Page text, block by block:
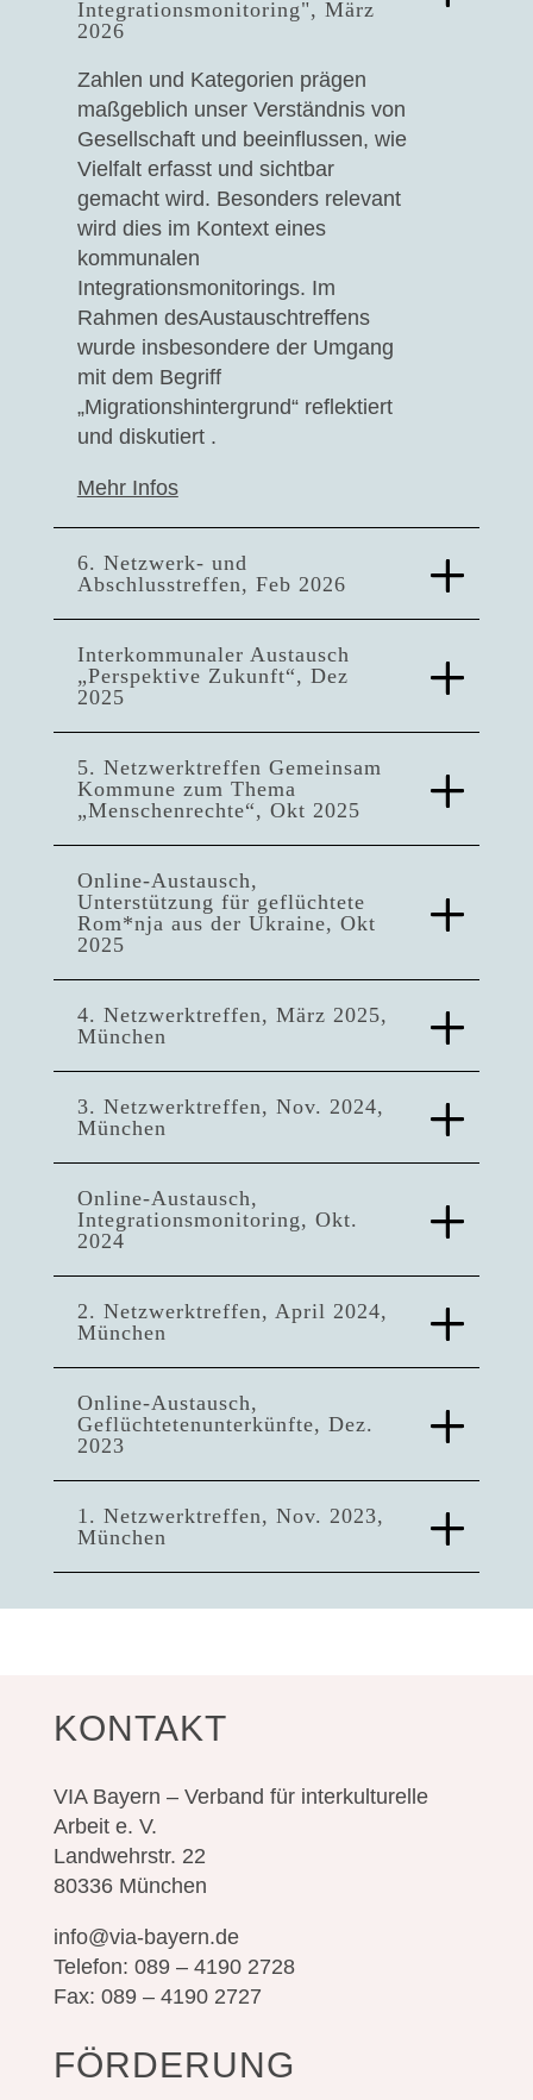
Integrationsmonitoring", März
2026
Zahlen und Kategorien prägen
maßgeblich unser Verständnis von
Gesellschaft und beeinflussen, wie
Vielfalt erfasst und sichtbar
gemacht wird. Besonders relevant
wird dies im Kontext eines
kommunalen
Integrationsmonitorings. Im
Rahmen desAustauschtreffens
wurde insbesondere der Umgang
mit dem Begriff
„Migrationshintergrund“ reflektiert
und diskutiert .
Mehr Infos
6. Netzwerk- und
Abschlusstreffen, Feb 2026
Interkommunaler Austausch
„Perspektive Zukunft“, Dez
2025
5. Netzwerktreffen Gemeinsam
Kommune zum Thema
„Menschenrechte“, Okt 2025
Online-Austausch,
Unterstützung für geflüchtete
Rom*nja aus der Ukraine, Okt
2025
4. Netzwerktreffen, März 2025,
München
3. Netzwerktreffen, Nov. 2024,
München
Online-Austausch,
Integrationsmonitoring, Okt.
2024
2. Netzwerktreffen, April 2024,
München
Online-Austausch,
Geflüchtetenunterkünfte, Dez.
2023
1. Netzwerktreffen, Nov. 2023,
München
KONTAKT
VIA Bayern – Verband für interkulturelle
Arbeit e. V.
Landwehrstr. 22
80336 München
info@via-bayern.de
Telefon: 089 – 4190 2728
Fax: 089 – 4190 2727
FÖRDERUNG